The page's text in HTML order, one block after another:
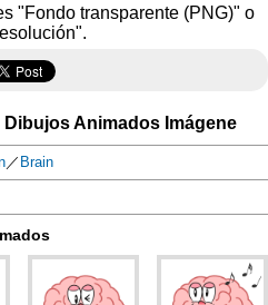
"Fondo transparente (PNG)" o
Animados Imágene
／ Brain